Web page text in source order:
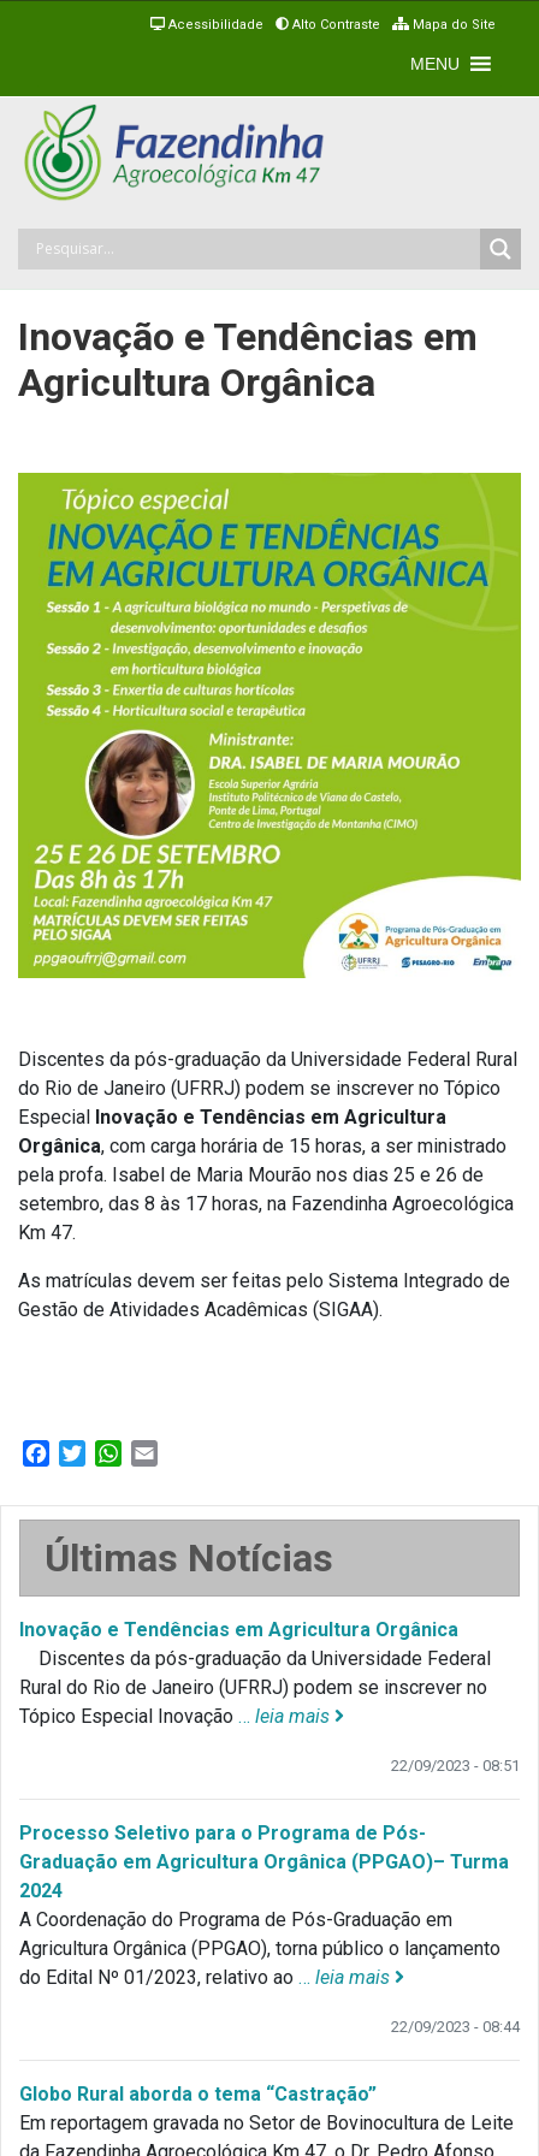
Mapa do Site
Alto Contraste
Acessibilidade
MENU
Inovação e Tendências em
Agricultura Orgânica
Discentes da pós-graduação da Universidade Federal Rural
do Rio de Janeiro (UFRRJ) podem se inscrever no Tópico
Especial Inovação e Tendências em Agricultura
Orgânica, com carga horária de 15 horas, a ser ministrado
pela profa. Isabel de Maria Mourão nos dias 25 e 26 de
setembro, das 8 às 17 horas, na Fazendinha Agroecológica
Km 47.
As matrículas devem ser feitas pelo Sistema Integrado de
Gestão de Atividades Acadêmicas (SIGAA).
FacebookTwitterWhatsApp
Últimas Notícias
Inovação e Tendências em Agricultura Orgânica
Discentes da pós-graduação da Universidade Federal
Rural do Rio de Janeiro (UFRRJ) podem se inscrever no
Tópico Especial Inovação … leia mais
22/09/2023 - 08:51
Processo Seletivo para o Programa de Pós-
Graduação em Agricultura Orgânica (PPGAO)– Turma
2024
A Coordenação do Programa de Pós-Graduação em
Agricultura Orgânica (PPGAO), torna público o lançamento
do Edital Nº 01/2023, relativo ao … leia mais
22/09/2023 - 08:44
Globo Rural aborda o tema “Castração”
Em reportagem gravada no Setor de Bovinocultura de Leite